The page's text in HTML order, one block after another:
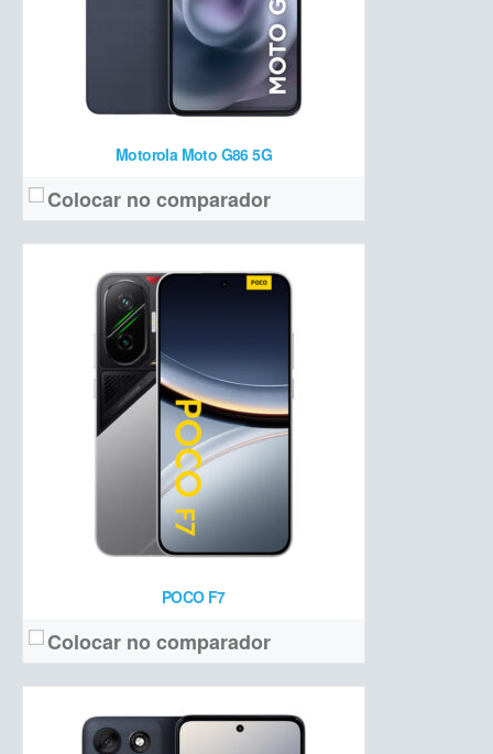
Motorola Moto G86 5G
Colocar no comparador
POCO F7
Colocar no comparador
IPS 6,7 polegadas, Full HD+ com 120 Hz
Câmera:50 MP + 8 MP ultrawide/macro + 32 MP frontal
Hardware:Dimensity 7060 + 8 GB de RAM + 256 GB de armazenamento
Bateria:5.200 mAh
Preço de lançamento:R$ 1.999
Ver detalhes →
Dynamic LTPO AMOLED 2x 6,7 polegadas QHD+ 120 Hz